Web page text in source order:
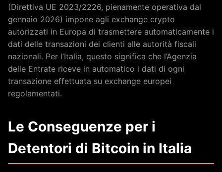
(Direttiva UE 2023/2226, pienamente operativa dal
gennaio 2026) impone agli exchange crypto
autorizzati in Europa di trasmettere automaticamente i
dati delle transazioni dei clienti alle autorità fiscali
nazionali. Per l’Italia, questo significa che l’Agenzia
delle Entrate riceve in automatico i dati di ogni
transazione effettuata su exchange europei
regolamentati.
Le Conseguenze per i
Detentori di Bitcoin in Italia